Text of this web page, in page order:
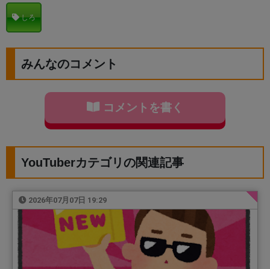
しろ
みんなのコメント
コメントを書く
YouTuberカテゴリの関連記事
2026年07月07日 19:29